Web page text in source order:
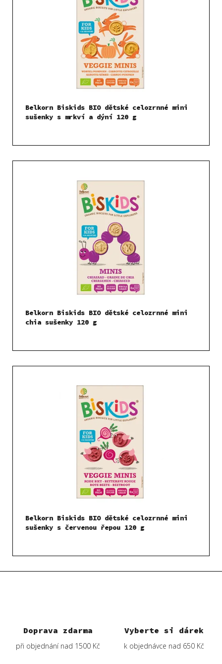
Doprava zdarma
při objednání nad 1500 Kč
Vyberte si dárek
k objednávce nad 650 Kč
Belkorn Biskids BIO dětské celozrnné mini
sušenky s mrkví a dýní 120 g
Belkorn Biskids BIO dětské celozrnné mini
chia sušenky 120 g
Belkorn Biskids BIO dětské celozrnné mini
sušenky s červenou řepou 120 g